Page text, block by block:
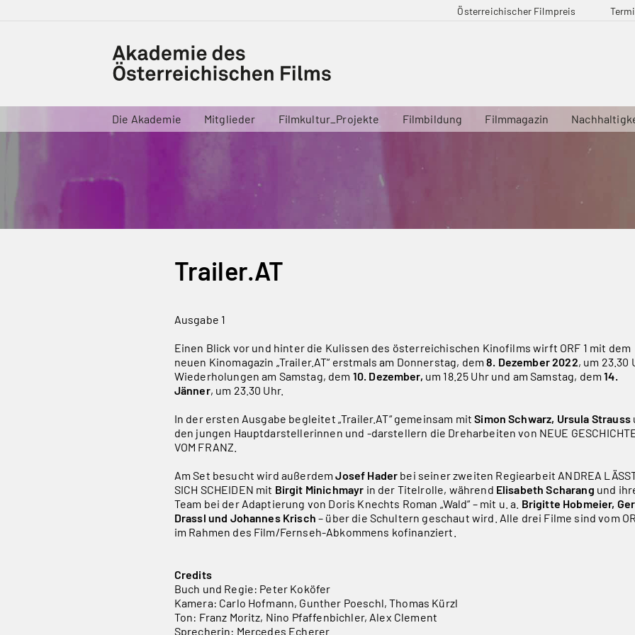
Österreichischer Filmpreis
Die Akademie Mitglieder Filmkultur_Projekte Filmbildung Filmmagazin
Trailer.AT
Ausgabe 1
Einen Blick vor und hinter die Kulissen des österreichischen Kinofilms wirft ORF 1 mit dem
neuen Kinomagazin „Trailer.AT“ erstmals am Donnerstag, dem8. Dezember 2022, um 23.30
Wiederholungen am Samstag, dem 10. Dezember, um 18.25 Uhr und am Samstag, dem14.
Jänner, um 23.30 Uhr.
In der ersten Ausgabe begleitet „Trailer.AT“ gemeinsam mitSimon Schwarz, Ursula Strauss
den jungen Hauptdarstellerinnen und -darstellern die Dreharbeiten von NEUE
VOM FRANZ.
Am Set besucht wird außerdemJosef Hader bei seiner zweiten Regiearbeit ANDREA
SICH SCHEIDEN mit Birgit Minichmayr in der Titelrolle, während Elisabeth Scharang und
Team bei der Adaptierung von Doris Knechts Roman „Wald“ – mit u. a. Brigitte Hobmeier,
Drassl und Johannes Krisch – über die Schultern geschaut wird. Alle drei Filme sind vom
im Rahmen des Film/Fernseh-Abkommens kofinanziert.
Credits
Buch und Regie: Peter Koköfer
Kamera: Carlo Hofmann, Gunther Poeschl, Thomas Kürzl
Ton: Franz Moritz, Nino Pfaffenbichler, Alex Clement
Sprecherin: Mercedes Echerer